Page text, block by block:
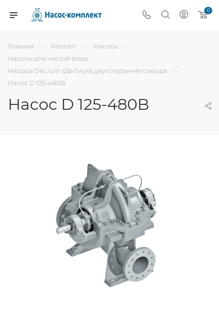
0
Главная — Каталог — Насосы —
Насосы для чистой воды —
Насосы DeLium (ДеЛиум) двухстороннего входа —
Насос D 125-480B
Насос D 125-480B